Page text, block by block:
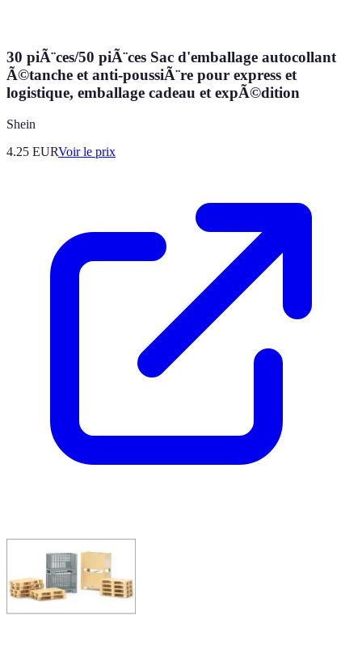
30 piÃ¨ces/50 piÃ¨ces Sac d'emballage autocollant
Ã©tanche et anti-poussiÃ¨re pour express et
logistique, emballage cadeau et expÃ©dition
Shein
4.25 EURVoir le prix